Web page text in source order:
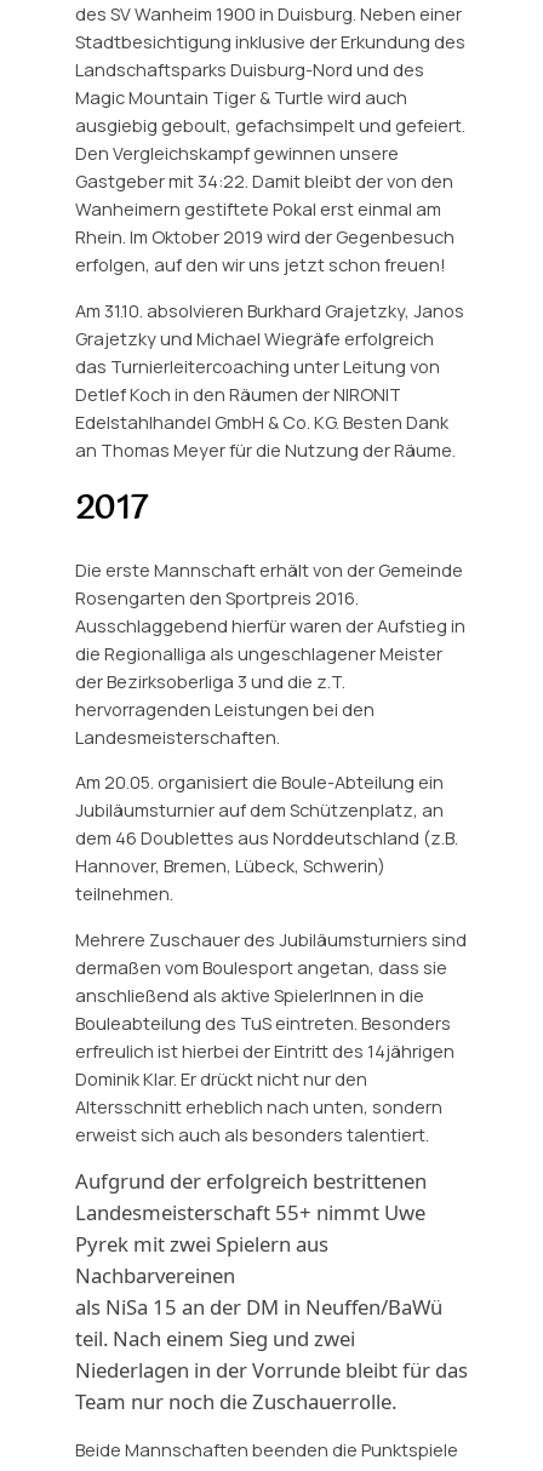
des SV Wanheim 1900 in Duisburg. Neben einer
Stadtbesichtigung inklusive der Erkundung des
Landschaftsparks Duisburg-Nord und des
Magic Mountain Tiger & Turtle wird auch
ausgiebig geboult, gefachsimpelt und gefeiert.
Den Vergleichskampf gewinnen unsere
Gastgeber mit 34:22. Damit bleibt der von den
Wanheimern gestiftete Pokal erst einmal am
Rhein. Im Oktober 2019 wird der Gegenbesuch
erfolgen, auf den wir uns jetzt schon freuen!
Am 31.10. absolvieren Burkhard Grajetzky, Janos
Grajetzky und Michael Wiegräfe erfolgreich
das Turnierleitercoaching unter Leitung von
Detlef Koch in den Räumen der NIRONIT
Edelstahlhandel GmbH & Co. KG. Besten Dank
an Thomas Meyer für die Nutzung der Räume.
2017
Die erste Mannschaft erhält von der Gemeinde
Rosengarten den Sportpreis 2016.
Ausschlaggebend hierfür waren der Aufstieg in
die Regionalliga als ungeschlagener Meister
der Bezirksoberliga 3 und die z.T.
hervorragenden Leistungen bei den
Landesmeisterschaften.
Am 20.05. organisiert die Boule-Abteilung ein
Jubiläumsturnier auf dem Schützenplatz, an
dem 46 Doublettes aus Norddeutschland (z.B.
Hannover, Bremen, Lübeck, Schwerin)
teilnehmen.
Mehrere Zuschauer des Jubiläumsturniers sind
dermaßen vom Boulesport angetan, dass sie
anschließend als aktive SpielerInnen in die
Bouleabteilung des TuS eintreten. Besonders
erfreulich ist hierbei der Eintritt des 14jährigen
Dominik Klar. Er drückt nicht nur den
Altersschnitt erheblich nach unten, sondern
erweist sich auch als besonders talentiert.
Aufgrund der erfolgreich bestrittenen
Landesmeisterschaft 55+ nimmt Uwe
Pyrek mit zwei Spielern aus
Nachbarvereinen
als NiSa 15 an der DM in Neuffen/BaWü
teil. Nach einem Sieg und zwei
Niederlagen in der Vorrunde bleibt für das
Team nur noch die Zuschauerrolle.
Beide Mannschaften beenden die Punktspiele